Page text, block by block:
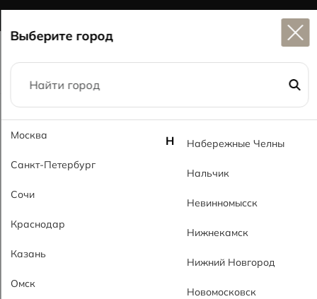
Главная Каталог
60x60
Марс коричневый MT Mars Brown MT
Выберите город
Москва
Санкт-Петербург
Сочи
Краснодар
Казань
Омск
Н Набережные Челны
Нальчик
Невинномысск
Нижнекамск
Нижний Новгород
Новомосковск